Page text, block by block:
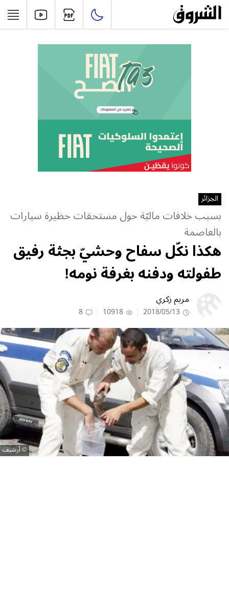
الجزائر
بسبب خلافات ماليّة حول مستحقات حظيرة سيارات
بالعاصمة
هكذا نكّل سفاح وحشيّ بجثة رفيق
طفولته ودفنه بغرفة نومهǃ
مريم زكري
2018/05/13
10918
8
أرشيف